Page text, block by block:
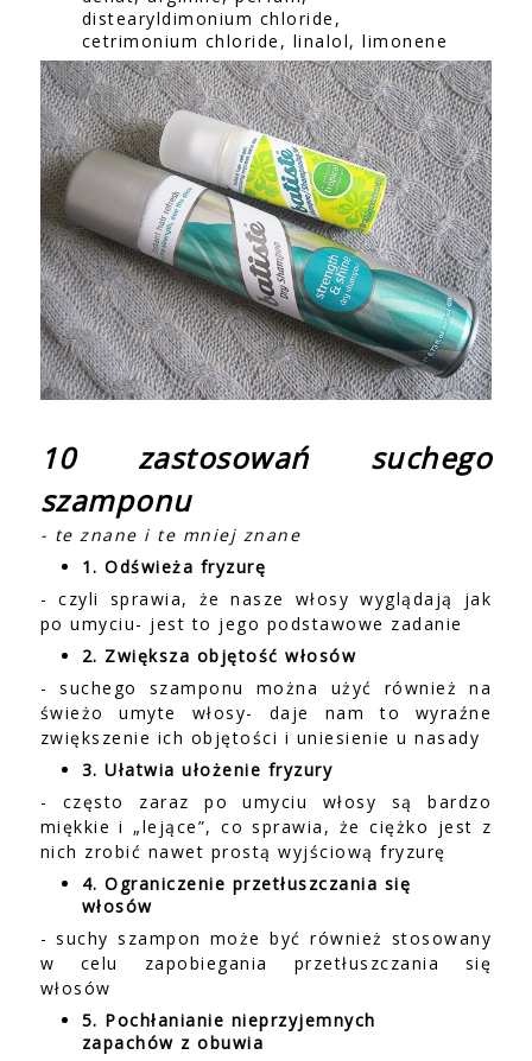
distearyldimonium chloride,
cetrimonium chloride, linalol, limonene
10 zastosowań suchego
szamponu
- te znane i te mniej znane
1. Odświeża fryzurę
- czyli sprawia, że nasze włosy wyglądają jak
po umyciu- jest to jego podstawowe zadanie
2. Zwiększa objętość włosów
- suchego szamponu można użyć również na
świeżo umyte włosy- daje nam to wyraźne
zwiększenie ich objętości i uniesienie u nasady
3. Ułatwia ułożenie fryzury
- często zaraz po umyciu włosy są bardzo
miękkie i „lejące”, co sprawia, że ciężko jest z
nich zrobić nawet prostą wyjściową fryzurę
4. Ograniczenie przetłuszczania się
włosów
- suchy szampon może być również stosowany
w celu zapobiegania przetłuszczania się
włosów
5. Pochłanianie nieprzyjemnych
zapachów z obuwia